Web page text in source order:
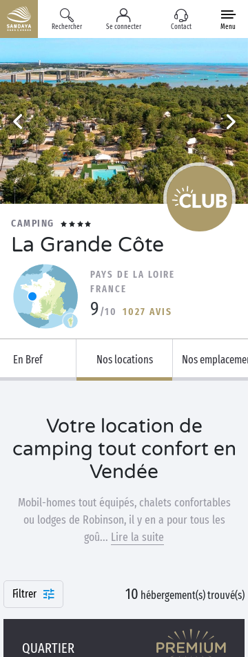
Rechercher Se connecter Contact Menu
CAMPING
La Grande Côte
PAYS DE LA LOIRE
FRANCE
9/10 1027 AVIS
En Bref Nos locations Nos
Votre location de
camping tout confort en
Vendée
Mobil-homes tout équipés, chalets confortables
ou lodges de Robinson, il y en a pour tous les
goû... Lire la suite
Filtrer 10 hébergement(s) trouvé(s)
QUARTIER